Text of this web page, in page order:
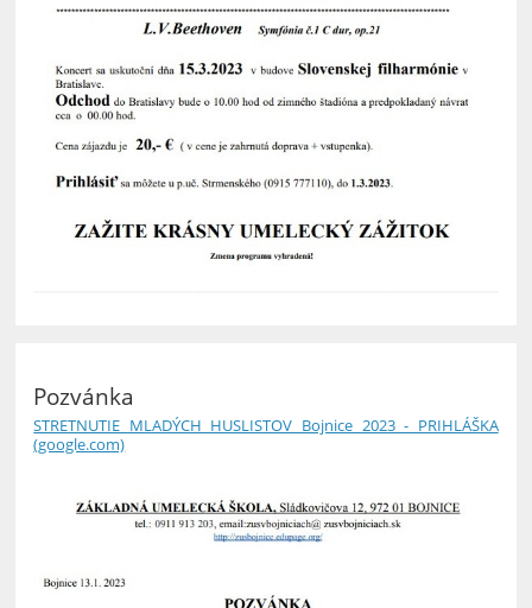
Pozvánka
STRETNUTIE MLADÝCH HUSLISTOV Bojnice 2023 - PRIHLÁŠKA
(google.com)